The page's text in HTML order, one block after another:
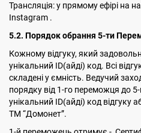
Трансляція: у прямому ефірі на
Instagram .
5.2. Порядок обрання 5-ти
Кожному відгуку, який
унікальний ID(айді) код. Всі
складені у ємність. Ведучий
порядку від 1-го переможця до
унікальний ID(айді) код відгуку
ТМ “Домонет”.